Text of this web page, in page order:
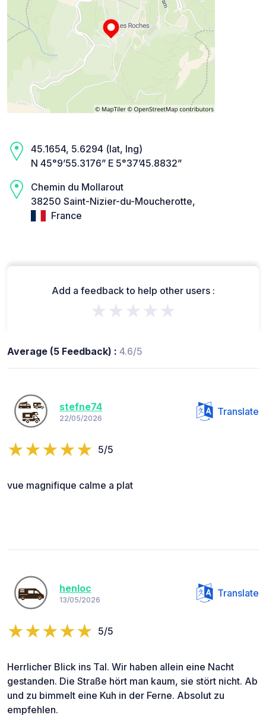
45.1654, 5.6294 (lat, lng)
N 45°9’55.3176” E 5°37’45.8832”
Chemin du Mollarout
38250 Saint-Nizier-du-Moucherotte,
France
Add a feedback to help other users :
★★★★★
Average (5 Feedback) : 4.6/5
stefne74
22/05/2026
Translate
5/5
vue magnifique calme a plat
henloc
13/05/2026
Translate
5/5
Herrlicher Blick ins Tal. Wir haben allein eine Nacht
gestanden. Die Straße hört man kaum, sie stört nicht. Ab
und zu bimmelt eine Kuh in der Ferne. Absolut zu
empfehlen.